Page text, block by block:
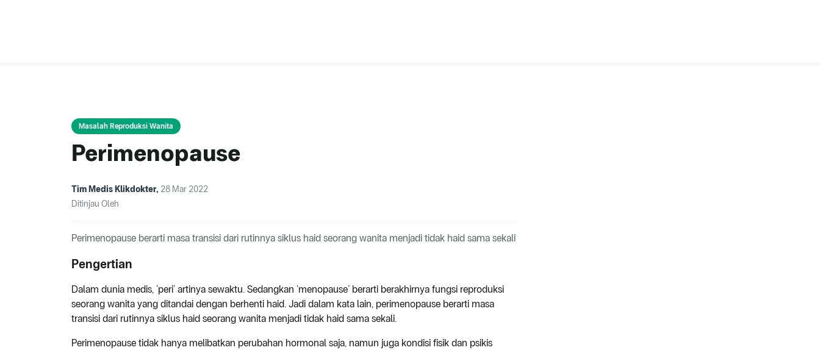
Masalah Reproduksi Wanita
Perimenopause
Tim Medis Klikdokter, 28 Mar 2022
Ditinjau Oleh
Perimenopause berarti masa transisi dari rutinnya siklus haid seorang wanita menjadi tidak haid sama sekali
Pengertian
Dalam dunia medis, ‘peri’ artinya sewaktu. Sedangkan ‘menopause’ berarti berakhirnya fungsi reproduksi
seorang wanita yang ditandai dengan berhenti haid. Jadi dalam kata lain, perimenopause berarti masa
transisi dari rutinnya siklus haid seorang wanita menjadi tidak haid sama sekali.
Perimenopause tidak hanya melibatkan perubahan hormonal saja, namun juga kondisi fisik dan psikis